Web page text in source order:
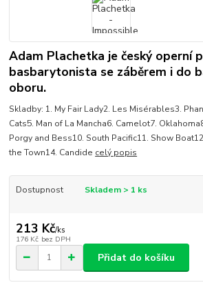
Adam Plachetka je český operní
basbarytonista se záběrem i do
oboru.
Skladby: 1. My Fair Lady2. Les Misérables3.
Cats5. Man of La Mancha6. Camelot7.
Porgy and Bess10. South Pacific11. Show
the Town14. Candide celý popis
Dostupnost Skladem > 1 ks
213 Kč/ks
176 Kč bez DPH
Přidat do košíku